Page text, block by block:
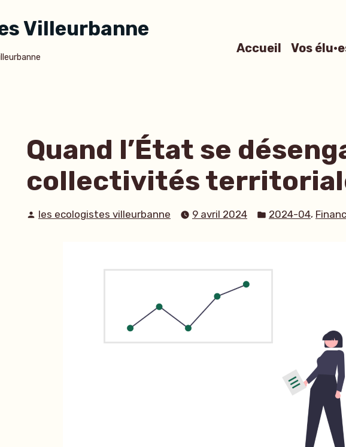
Villeurbanne
Accueil Vos
Quand l’État se
collectivités
Publié
les ecologistes villeurbanne 9 avril 2024
Publié
2024-04,